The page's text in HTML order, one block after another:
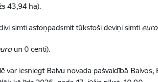
43,94 ha).
simti astoņpadsmit tūkstoši deviņi simti euro
un 0 centi).
var iesniegt Balvu novada pašvaldībā Balvos,